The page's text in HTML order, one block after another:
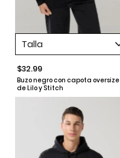
Talla
$32.99
Buzo negro con capota oversize
de Lilo y Stitch